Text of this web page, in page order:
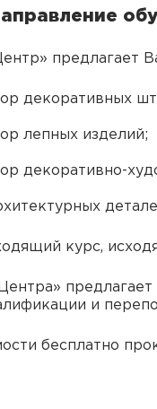
предлагает
декоративных
лепных изделий;
декоративно-
курс,
и
бесплатно